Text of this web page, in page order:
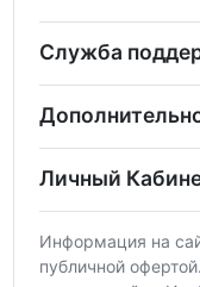
Служба
Личный
Информация на
публичной